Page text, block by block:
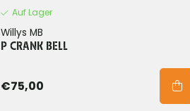
Auf Lager
Willys MB
P CRANK BELL
€75,00